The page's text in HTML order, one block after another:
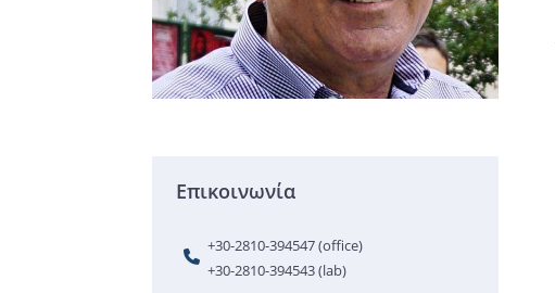
Επικοινωνία
+30-2810-394547 (office)
+30-2810-394543 (lab)